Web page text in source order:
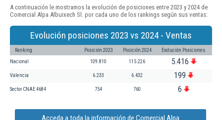
A continuación le mostramos la evolución de posiciones entre 2023 y 2024 de
Comercial Alpa Albuixech Sl. por cada uno de los rankings según sus ventas:
Evolución posiciones 2023 vs 2024 - Ventas
Ranking Posición 2023 Posición 2024 Evolución Posiciones
Nacional 109.810 115.226 5.416
Valencia 6.233 6.432 199
Sector CNAE 4684 754 760 6
Acceda a toda la información de Comercial Alpa